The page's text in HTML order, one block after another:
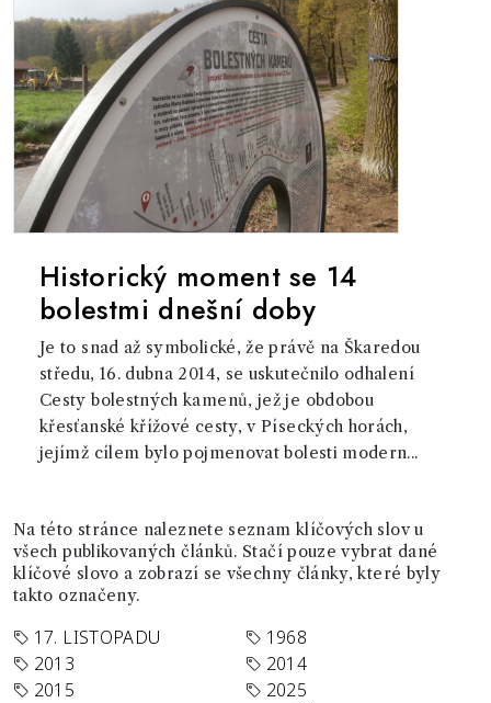
Historický moment se 14
bolestmi dnešní doby
Je to snad až symbolické, že právě na Škaredou
středu, 16. dubna 2014, se uskutečnilo odhalení
Cesty bolestných kamenů, jež je obdobou
křesťanské křížové cesty, v Píseckých horách,
jejímž cílem bylo pojmenovat bolesti modern...
Na této stránce naleznete seznam klíčových slov u
všech publikovaných článků. Stačí pouze vybrat dané
klíčové slovo a zobrazí se všechny články, které byly
takto označeny.
17. LISTOPADU
1968
2013
2014
2015
2025